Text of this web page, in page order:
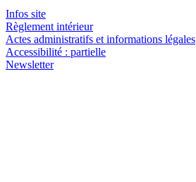
Infos site
Règlement intérieur
Actes administratifs et informations légales
Accessibilité : partielle
Newsletter